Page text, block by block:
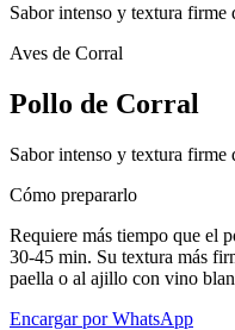
Sabor intenso y textura firme
Aves de Corral
Pollo de Corral
Sabor intenso y textura firme
Cómo prepararlo
Requiere más tiempo que el
30-45 min. Su textura más
paella o al ajillo con vino
Encargar por WhatsApp